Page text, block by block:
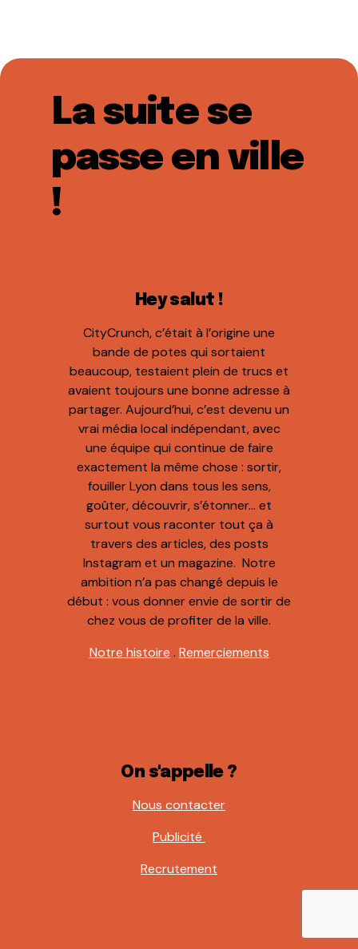
La suite se
passe en ville
!
Hey salut !
CityCrunch, c’était à l’origine une
bande de potes qui sortaient
beaucoup, testaient plein de trucs et
avaient toujours une bonne adresse à
partager. Aujourd’hui, c’est devenu un
vrai média local indépendant, avec
une équipe qui continue de faire
exactement la même chose : sortir,
fouiller Lyon dans tous les sens,
goûter, découvrir, s’étonner… et
surtout vous raconter tout ça à
travers des articles, des posts
Instagram et un magazine. Notre
ambition n’a pas changé depuis le
début : vous donner envie de sortir de
chez vous de profiter de la ville.
Notre histoire . Remerciements
On s'appelle ?
Nous contacter
Publicité
Recrutement